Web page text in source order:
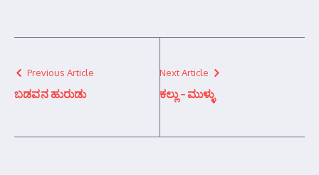
Previous Article
ಬಡವನ ಹುರುಡು
Next Article
ಕಲ್ಲು – ಮುಳ್ಳು